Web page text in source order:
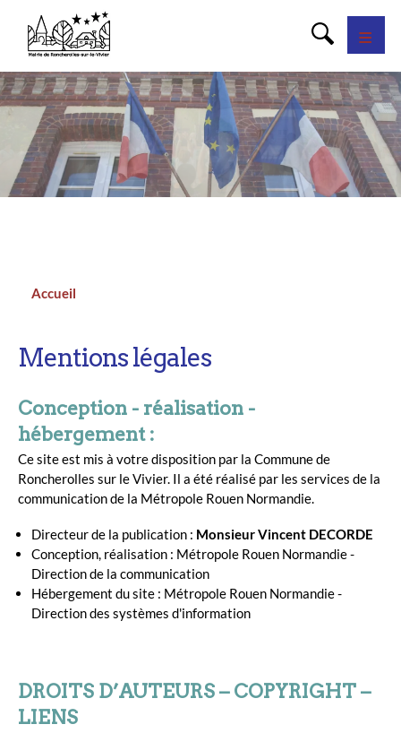
Accueil
Mentions légales
Conception - réalisation -
hébergement :
Ce site est mis à votre disposition par la Commune de
Roncherolles sur le Vivier. Il a été réalisé par les services de la
communication de la Métropole Rouen Normandie.
Directeur de la publication : Monsieur Vincent DECORDE
Conception, réalisation : Métropole Rouen Normandie -
Direction de la communication
Hébergement du site : Métropole Rouen Normandie -
Direction des systèmes d'information
DROITS D’AUTEURS – COPYRIGHT –
LIENS
Panneau de gestion des cookies